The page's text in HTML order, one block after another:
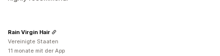
Rain Virgin Hair
Vereinigte Staaten
11 monate mit der App